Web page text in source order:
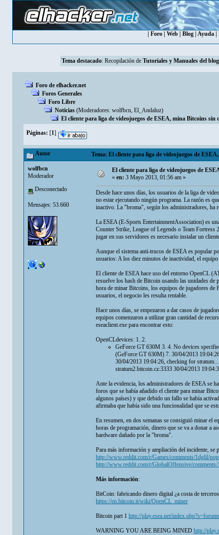
Foro| Web| Blog| Ayuda|
Tema destacado: Recopilación de Tutoriales y Manuales del blog
Foro de elhacker.net
Foros Generales
Foro Libre
Noticias (Moderadores: wolfbcn, El_Andaluz)
El cliente para liga de videojuegos de ESEA, mina Bitcoins sin
Páginas: [1]
Autor Tema: El cliente para liga de videojuegos de
wolfbcn
Moderador
Desconectado
Mensajes: 53.660
El cliente para liga de videojuegos de
«en:3 Mayo 2013, 01:56 am »
Desde hace unos días, los usuarios de la liga de
no estar ejecutando ningún programa. La razón es
inactivo. La "broma", según los administradores, ha
La ESEA (E-Sports EntertainmentAssociation) es
Counter Strike, League of Legends o Team Fortress
jugar en sus servidores es necesario instalar un
Aunque el sistema anti-trucos de ESEA es popular
usuarios: A los diez minutos de inactividad, el
El cliente de ESEA hace uso del entorno OpenCL
resuelve los hash de Bitcoin usando las unidades
hora de minar Bitcoins, los equipos de jugadores de
usuarios, el negocio les resulta rentable.
Hace unos días, se empezaron a dar casos de
equipos comenzaron a utilizar gran cantidad de
eseaclient.exe para encontrar esto:
OpenCLdevices: 1. 2.
GeForce GT 630M 3. 4. No devices
(GeForce GT 630M) 7. 30/04/2013
30/04/2013 19:04:26, checking for
stratum2.bitcoin.cz:3333 30/04/2013
Ante la evidencia, los administradores de ESEA se
foros que se había añadido el cliente para minar
algunos países) y que debido un fallo se había
afirmaba que había sido una funcionalidad que se
En resumen, en dos semanas se consiguió minar el
horas de programación, dinero que se va a donar a
hardware dañado por la "broma".
Para más información y ampliación del incidente, se
http://www.reddit.com/r/Games/comments/1dglil/
http://www.reddit.com/r/GlobalOffensive/comments/
Más información:
BitCoin: fabricando dinero digital ¿a costa de
https://en.bitcoin.it/wiki/OpenCL_miner
Bitcoin part 1http://play.esea.net/
WARNING YOU ARE BEING MINEDhttp://